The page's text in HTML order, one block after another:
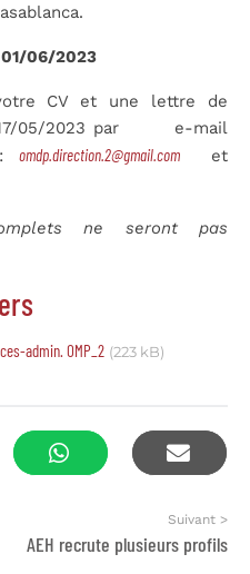
06/2023
CV et une lettre de
17/05/2023 par e-mail
omdp.direction.2@gmail.comet
ne seront pas
admin. OMP_2 (223 kB)
Suivant >
AEH recrute plusieurs profils